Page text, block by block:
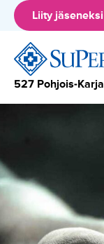
Hyppää
sisältöön
Liity jäseneksi
527 Pohjois-